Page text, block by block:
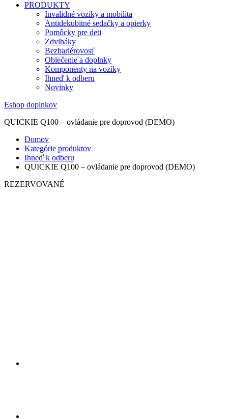
PRODUKTY
Invalidné vozíky a mobilita
Antidekubitné sedačky a opierky
Pomôcky pre deti
Zdviháky
Bezbariérovosť
Oblečenie a doplnky
Komponenty na vozíky
Ihneď k odberu
Novinky
Eshop doplnkov
QUICKIE Q100 – ovládanie pre doprovod (DEMO)
Domov
Kategórie produktov
Ihneď k odberu
QUICKIE Q100 – ovládanie pre doprovod (DEMO)
REZERVOVANÉ